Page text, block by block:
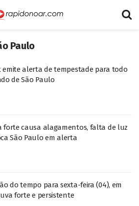
Paulo
emite alerta de tempestade para todo
de São Paulo
forte causa alagamentos, falta de luz
São Paulo em alerta
do tempo para sexta-feira (04), em
forte e persistente